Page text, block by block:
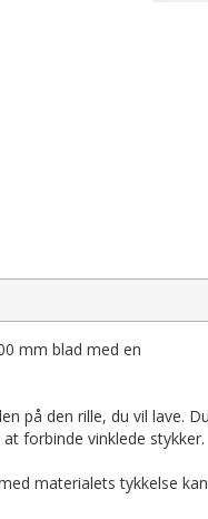
mm blad med en
på den rille, du vil lave. Du
forbinde vinklede stykker.
materialets tykkelse kan